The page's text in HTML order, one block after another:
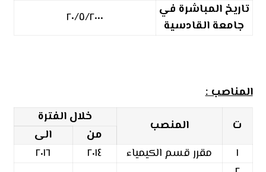
تاريخ المباشرة في
جامعة القادسية
٢٠/٥/٢٠٠٠
المناصب :
ت
المنصب
خلال الفترة
من
الى
١
مقرر قسم الكيمياء ٢٠١٤
٢٠١٦